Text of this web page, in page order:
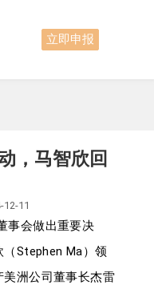
立即申报
，马智欣回
12-11
事会做出重要决
Stephen Ma）领
洲公司董事长杰雷